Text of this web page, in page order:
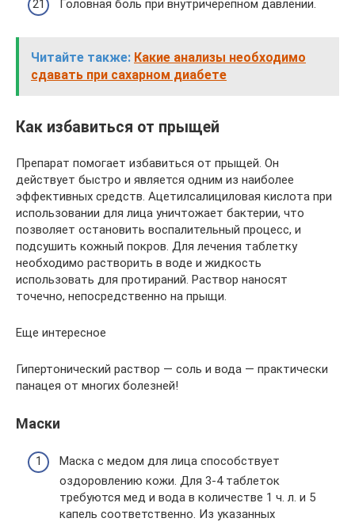
Головная боль при внутричерепном давлении.
Читайте также: Какие анализы необходимо
сдавать при сахарном диабете
Как избавиться от прыщей
Препарат помогает избавиться от прыщей. Он
действует быстро и является одним из наиболее
эффективных средств. Ацетилсалициловая кислота при
использовании для лица уничтожает бактерии, что
позволяет остановить воспалительный процесс, и
подсушить кожный покров. Для лечения таблетку
необходимо растворить в воде и жидкость
использовать для протираний. Раствор наносят
точечно, непосредственно на прыщи.
Еще интересное
Гипертонический раствор — соль и вода — практически
панацея от многих болезней!
Маски
Маска с медом для лица способствует
оздоровлению кожи. Для 3-4 таблеток
требуются мед и вода в количестве 1 ч. л. и 5
капель соответственно. Из указанных